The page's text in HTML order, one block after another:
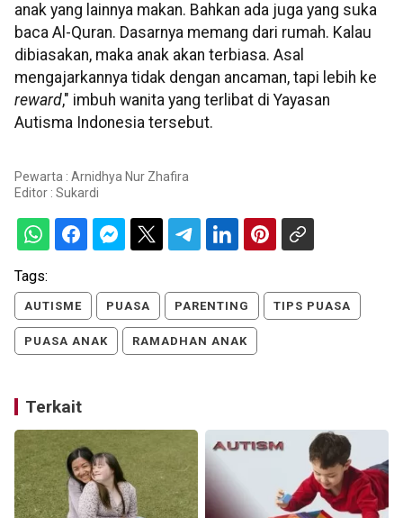
anak yang lainnya makan. Bahkan ada juga yang suka
baca Al-Quran. Dasarnya memang dari rumah. Kalau
dibiasakan, maka anak akan terbiasa. Asal
mengajarkannya tidak dengan ancaman, tapi lebih ke
reward," imbuh wanita yang terlibat di Yayasan
Autisma Indonesia tersebut.
Pewarta : Arnidhya Nur Zhafira
Editor : Sukardi
Tags:
AUTISME PUASA PARENTING TIPS PUASA
PUASA ANAK RAMADHAN ANAK
Terkait